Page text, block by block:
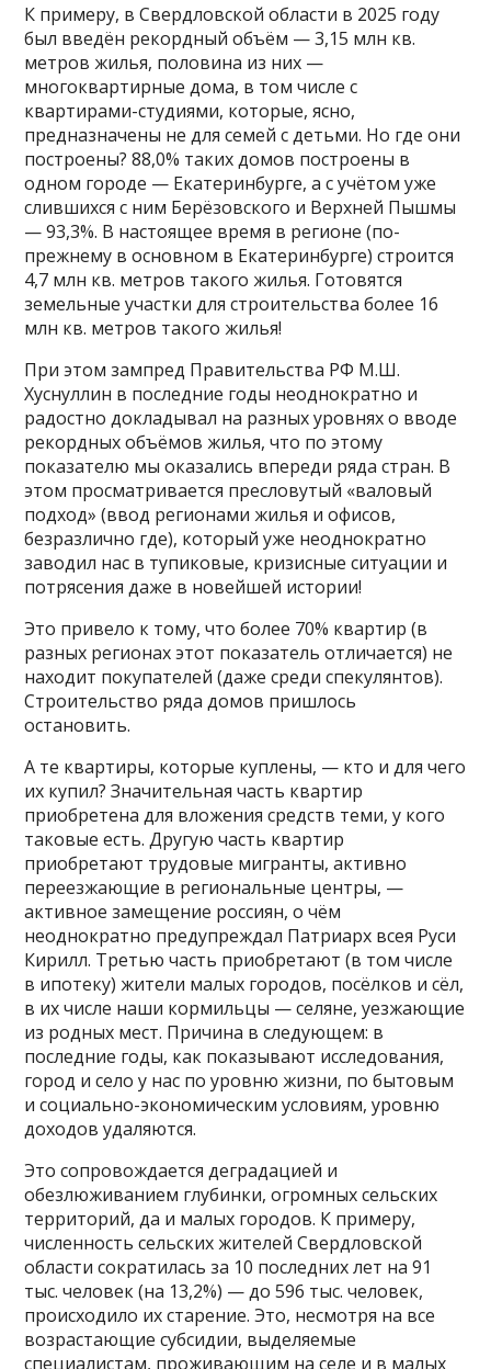
К примеру, в Свердловской области в 2025 году
был введён рекордный объём — 3,15 млн кв.
метров жилья, половина из них —
многоквартирные дома, в том числе с
квартирами-студиями, которые, ясно,
предназначены не для семей с детьми. Но где они
построены? 88,0% таких домов построены в
одном городе — Екатеринбурге, а с учётом уже
слившихся с ним Берёзовского и Верхней Пышмы
— 93,3%. В настоящее время в регионе (по-
прежнему в основном в Екатеринбурге) строится
4,7 млн кв. метров такого жилья. Готовятся
земельные участки для строительства более 16
млн кв. метров такого жилья!
При этом зампред Правительства РФ М.Ш.
Хуснуллин в последние годы неоднократно и
радостно докладывал на разных уровнях о вводе
рекордных объёмов жилья, что по этому
показателю мы оказались впереди ряда стран. В
этом просматривается пресловутый «валовый
подход» (ввод регионами жилья и офисов,
безразлично где), который уже неоднократно
заводил нас в тупиковые, кризисные ситуации и
потрясения даже в новейшей истории!
Это привело к тому, что более 70% квартир (в
разных регионах этот показатель отличается) не
находит покупателей (даже среди спекулянтов).
Строительство ряда домов пришлось
остановить.
А те квартиры, которые куплены, — кто и для чего
их купил? Значительная часть квартир
приобретена для вложения средств теми, у кого
таковые есть. Другую часть квартир
приобретают трудовые мигранты, активно
переезжающие в региональные центры, —
активное замещение россиян, о чём
неоднократно предупреждал Патриарх всея Руси
Кирилл. Третью часть приобретают (в том числе
в ипотеку) жители малых городов, посёлков и сёл,
в их числе наши кормильцы — селяне, уезжающие
из родных мест. Причина в следующем: в
последние годы, как показывают исследования,
город и село у нас по уровню жизни, по бытовым
и социально-экономическим условиям, уровню
доходов удаляются.
Это сопровождается деградацией и
обезлюживанием глубинки, огромных сельских
территорий, да и малых городов. К примеру,
численность сельских жителей Свердловской
области сократилась за 10 последних лет на 91
тыс. человек (на 13,2%) — до 596 тыс. человек,
происходило их старение. Это, несмотря на все
возрастающие субсидии, выделяемые
специалистам, проживающим на селе и в малых